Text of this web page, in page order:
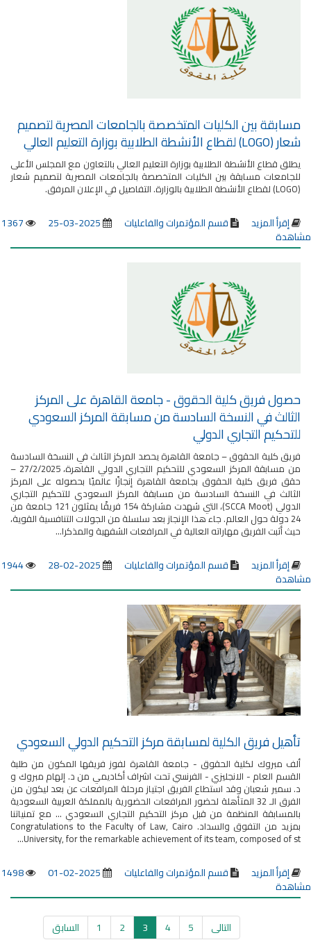
مسابقة بين الكليات المتخصصة بالجامعات المصرية لتصميم
شعار (LOGO) لقطاع الأنشطة الطلابية بوزارة التعليم العالي
يطلق قطاع الأنشطة الطلابية بوزارة التعليم العالي بالتعاون مع المجلس الأعلى
للجامعات مسابقة بين الكليات المتخصصة بالجامعات المصرية لتصميم شعار
(LOGO) لقطاع الأنشطة الطلابية بالوزارة. التفاصيل في الإعلان المرفق.
إقرأ المزيد قسم المؤتمرات والفاعليات 2025-03-25
1367
مشاهدة
حصول فريق كلية الحقوق - جامعة القاهرة على المركز
الثالث في النسخة السادسة من مسابقة المركز السعودي
للتحكيم التجاري الدولي
فريق كلية الحقوق – جامعة القاهرة يحصد المركز الثالث في النسخة السادسة
من مسابقة المركز السعودي للتحكيم التجاري الدولي القاهرة، 27/2/2025 –
حقق فريق كلية الحقوق بجامعة القاهرة إنجازًا عالميًا بحصوله على المركز
الثالث في النسخة السادسة من مسابقة المركز السعودي للتحكيم التجاري
الدولي (SCCA Moot)، التي شهدت مشاركة 154 فريقًا يمثلون 121 جامعة من
24 دولة حول العالم. جاء هذا الإنجاز بعد سلسلة من الجولات التنافسية القوية،
حيث أثبت الفريق مهاراته العالية في المرافعات الشفهية والمذكرا...
إقرأ المزيد قسم المؤتمرات والفاعليات 2025-02-28
1944
مشاهدة
تأهيل فريق الكلية لمسابقة مركز التحكيم الدولي السعودي
ألف مبروك لكلية الحقوق - جامعة القاهرة لفوز فريقها المكون من طلبة
القسم العام - الانجليزي - الفرنسي تحت اشراف أكاديمي من د. إلهام مبروك و
د. سمير شعبان وقد استطاع الفريق اجتياز مرحلة المرافعات عن بعد ليكون من
الفرق الـ 32 المتأهلة لحضور المرافعات الحضورية بالمملكة العربية السعودية
بالمسابقة المنظمة من قبل مركز التحكيم التجاري السعودي ... مع تمنياتنا
بمزيد من التفوق والسداد. Congratulations to the Faculty of Law, Cairo
University, for the remarkable achievement of its team, composed of st...
إقرأ المزيد قسم المؤتمرات والفاعليات 2025-02-01
1498
مشاهدة
السابق 1 2 3 4 5 التالى